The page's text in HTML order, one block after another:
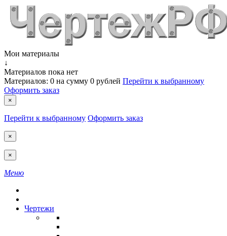
Мои материалы
↓
Материалов пока нет
Материалов: 0 на сумму 0 рублей Перейти к выбранному
Оформить заказ
×
Перейти к выбранному Оформить заказ
×
×
Меню
Чертежи